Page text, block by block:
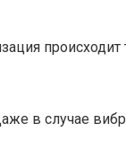
в случае